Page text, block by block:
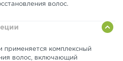
волос.
применяется комплексный
волос, включающий